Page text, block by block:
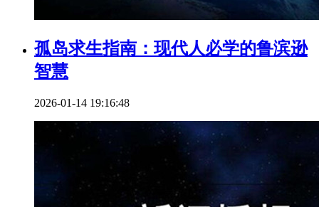
孤岛求生指南：现代人必学的鲁滨逊
智慧
2026-01-14 19:16:48